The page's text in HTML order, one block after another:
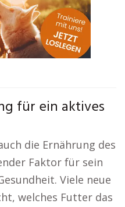
für ein aktives
die Ernährung des
Faktor für sein
Viele neue
welches Futter das